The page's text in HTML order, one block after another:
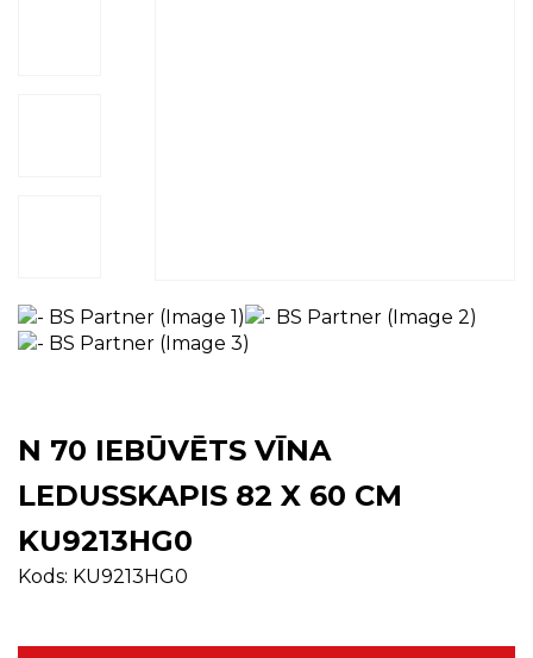
N 70 IEBŪVĒTS VĪNA
LEDUSSKAPIS 82 X 60 CM
KU9213HG0
Kods: KU9213HG0